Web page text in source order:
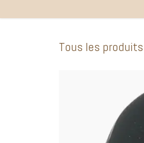
Tous les produits